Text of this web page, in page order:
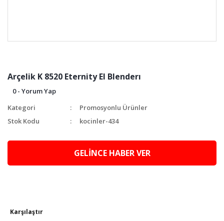
Arçelik K 8520 Eternity El Blenderı
0 - Yorum Yap
Kategori
Promosyonlu Ürünler
Stok Kodu
kocinler-434
GELİNCE HABER VER
Karşılaştır